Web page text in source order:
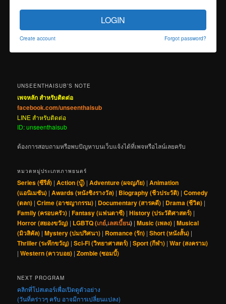
LOGIN
Create account Forgot password?
UNSEENTHAISUB’S NOTE
เพจหลัก สำหรับติดต่อ
facebook.com/unseenthaisub
LINE สำหรับติดต่อ
ID: unseenthaisub
ต้องการสอบถามหรือพบปัญหาบนเว็บแจ้งได้ที่เพจหรือไลน์เลยครับ
หมวดหมู่ประเภทภาพยนตร์
Series (ซีรีส์) |Action (บู๊) |Adventure (ผจญภัย) |Animation
(แอนิเมชัน) |Awards (หนังชิงรางวัล) | Biography (ชีวประวัติ) |Comedy
(ตลก) |Crime (อาชญากรรม) | Documentary (สารคดี) | Drama (ชีวิต) |
Family (ครอบครัว) |Fantasy (แฟนตาซี) |History (ประวัติศาสตร์) |
Horror (สยองขวัญ) | LGBTQ (เกย์,เลสเบี้ยน) |Music (เพลง) |Musical
(มิวสิคัล) |Mystery (ปมปริศนา) | Romance (รัก) |Short (หนังสั้น) |
Thriller (ระทึกขวัญ) |Sci-Fi (วิทยาศาสตร์) |Sport (กีฬา) |War (สงคราม)
|Western (คาวบอย) |Zombie (ซอมบี้)
NEXT PROGRAM
คลิกที่โปสเตอร์เพื่อเปิดดูตัวอย่าง
(วันที่คร่าวๆ ครับ อาจมีการเปลี่ยนแปลง)